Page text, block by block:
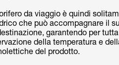
da viaggio è quindi
che può accompagnare il
garantendo per
della temperatura e
del prodotto.